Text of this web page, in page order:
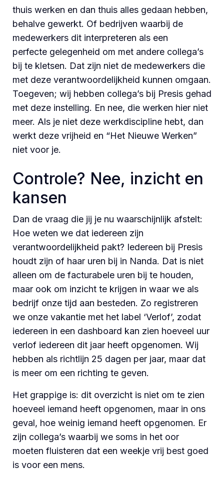
thuis werken en dan thuis alles gedaan hebben,
behalve gewerkt. Of bedrijven waarbij de
medewerkers dit interpreteren als een
perfecte gelegenheid om met andere collega’s
bij te kletsen. Dat zijn niet de medewerkers die
met deze verantwoordelijkheid kunnen omgaan.
Toegeven; wij hebben collega’s bij Presis gehad
met deze instelling. En nee, die werken hier niet
meer. Als je niet deze werkdiscipline hebt, dan
werkt deze vrijheid en “Het Nieuwe Werken”
niet voor je.
Controle? Nee, inzicht en
kansen
Dan de vraag die jij je nu waarschijnlijk afstelt:
Hoe weten we dat iedereen zijn
verantwoordelijkheid pakt? Iedereen bij Presis
houdt zijn of haar uren bij in Nanda. Dat is niet
alleen om de facturabele uren bij te houden,
maar ook om inzicht te krijgen in waar we als
bedrijf onze tijd aan besteden. Zo registreren
we onze vakantie met het label ‘Verlof’, zodat
iedereen in een dashboard kan zien hoeveel uur
verlof iedereen dit jaar heeft opgenomen. Wij
hebben als richtlijn 25 dagen per jaar, maar dat
is meer om een richting te geven.
Het grappige is: dit overzicht is niet om te zien
hoeveel iemand heeft opgenomen, maar in ons
geval, hoe weinig iemand heeft opgenomen. Er
zijn collega’s waarbij we soms in het oor
moeten fluisteren dat een weekje vrij best goed
is voor een mens.